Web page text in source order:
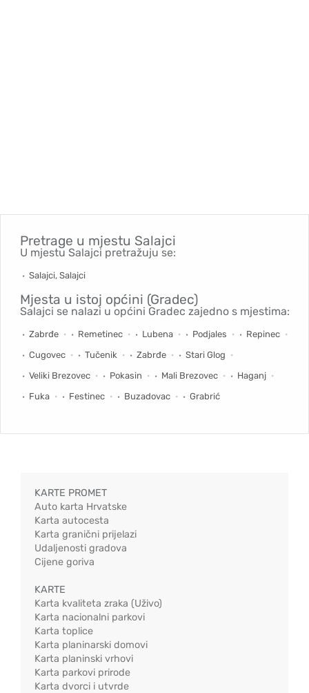
Pretrage u mjestu Salajci
U mjestu Salajci pretražuju se:
Salajci, Salajci
Mjesta u istoj općini (Gradec)
Salajci se nalazi u općini Gradec zajedno s mjestima:
Zabrđe Remetinec Lubena Podjales
Repinec
Cugovec
Tučenik Zabrđe
Stari Glog
Veliki Brezovec
Pokasin Mali Brezovec
Haganj
Fuka
Festinec Buzadovac Grabrić
KARTE PROMET
Auto karta Hrvatske
Karta autocesta
Karta granični prijelazi
Udaljenosti gradova
Cijene goriva
KARTE
Karta kvaliteta zraka (Uživo)
Karta nacionalni parkovi
Karta toplice
Karta planinarski domovi
Karta planinski vrhovi
Karta parkovi prirode
Karta dvorci i utvrde